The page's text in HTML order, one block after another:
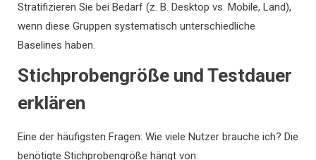
Stratifizieren Sie bei Bedarf (z. B. Desktop vs. Mobile, Land),
wenn diese Gruppen systematisch unterschiedliche
Baselines haben.
Stichprobengröße und Testdauer
erklären
Eine der häufigsten Fragen: Wie viele Nutzer brauche ich? Die
benötigte Stichprobengröße hängt von: